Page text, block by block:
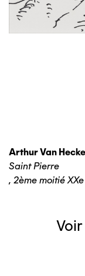
Arthur Van Hecke
Saint Pierre
, 2ème moitié